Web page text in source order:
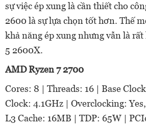
sự việc ép xung là cần thiết cho
2600 là sự lựa chọn tốt hơn. Thế
khả năng ép xung nhưng vẫn là
5 2600X.
AMD Ryzen 7 2700
Cores: 8 | Threads: 16 | Base
Clock: 4.1GHz | Overclocking:
L3 Cache: 16MB | TDP: 65W |